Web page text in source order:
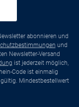
abonnieren und
und
Newsletter-Versand
ist jederzeit möglich,
Code ist einmalig
Mindestbestellwert